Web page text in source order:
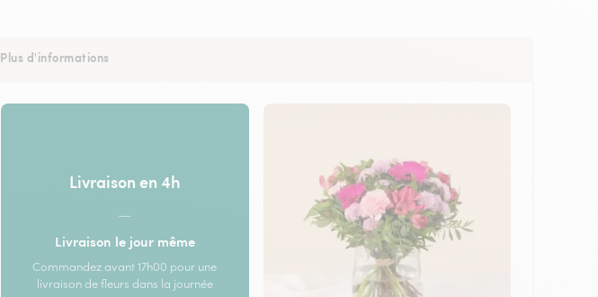
Plus d'informations
Livraison en 4h
—
Livraison le jour même
Commandez avant 17h00 pour une
livraison de fleurs dans la journée